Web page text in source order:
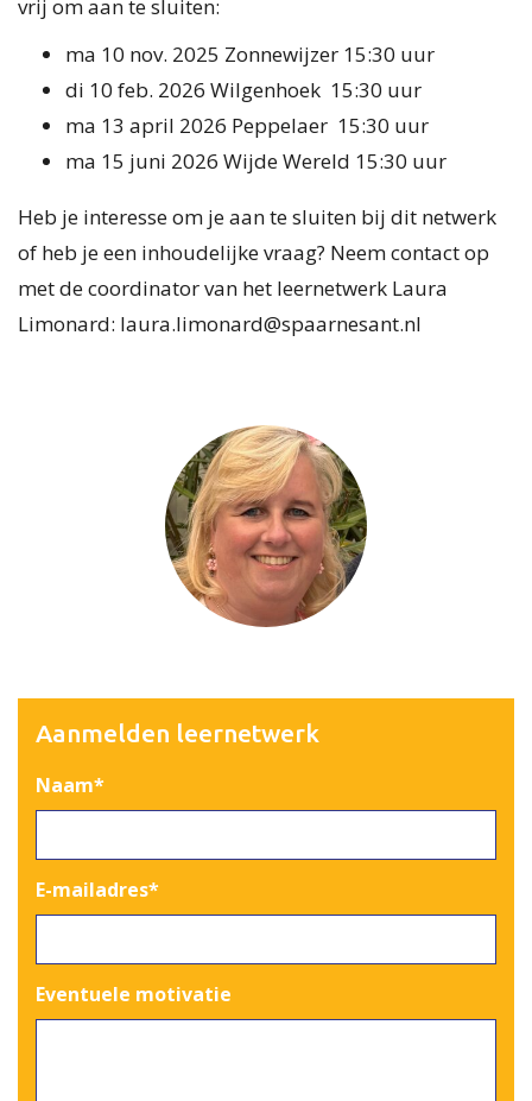
vrij om aan te sluiten:
ma 10 nov. 2025 Zonnewijzer 15:30 uur
di 10 feb. 2026 Wilgenhoek 15:30 uur
ma 13 april 2026 Peppelaer 15:30 uur
ma 15 juni 2026 Wijde Wereld 15:30 uur
Heb je interesse om je aan te sluiten bij dit netwerk
of heb je een inhoudelijke vraag? Neem contact op
met de coordinator van het leernetwerk Laura
Limonard: laura.limonard@spaarnesant.nl
Aanmelden leernetwerk
Naam*
E-mailadres*
Eventuele motivatie